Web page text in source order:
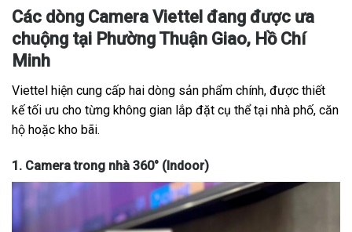
Các dòng Camera Viettel đang được ưa
chuộng tại Phường Thuận Giao, Hồ Chí
Minh
Viettel hiện cung cấp hai dòng sản phẩm chính, được thiết
kế tối ưu cho từng không gian lắp đặt cụ thể tại nhà phố, căn
hộ hoặc kho bãi.
1. Camera trong nhà 360° (Indoor)